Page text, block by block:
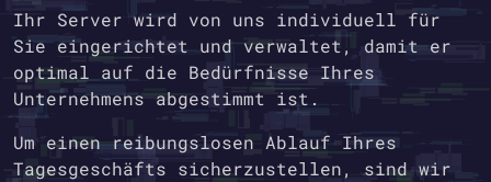
Ihr Server wird von uns individuell für
Sie eingerichtet und verwaltet, damit er
optimal auf die Bedürfnisse Ihres
Unternehmens abgestimmt ist.
Um einen reibungslosen Ablauf Ihres
Tagesgeschäfts sicherzustellen, sind wir